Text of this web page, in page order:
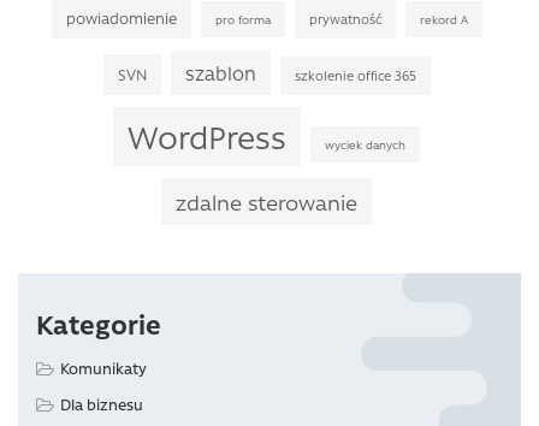
powiadomienie pro forma prywatność rekord A
SVN szablon szkolenie office 365
WordPress wyciek danych
zdalne sterowanie
Kategorie
Komunikaty
Dla biznesu